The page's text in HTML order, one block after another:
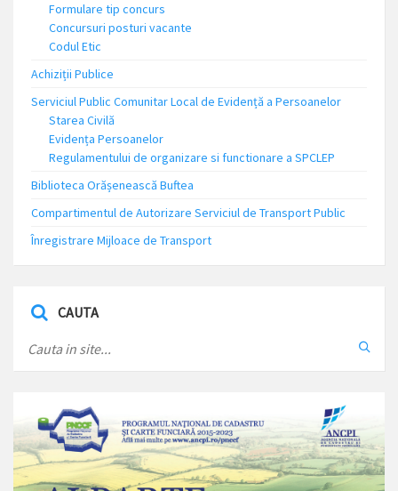
Formulare tip concurs
Concursuri posturi vacante
Codul Etic
Achiziții Publice
Serviciul Public Comunitar Local de Evidență a Persoanelor
Starea Civilă
Evidența Persoanelor
Regulamentului de organizare si functionare a SPCLEP
Biblioteca Orășenească Buftea
Compartimentul de Autorizare Serviciul de Transport Public
Înregistrare Mijloace de Transport
CAUTA